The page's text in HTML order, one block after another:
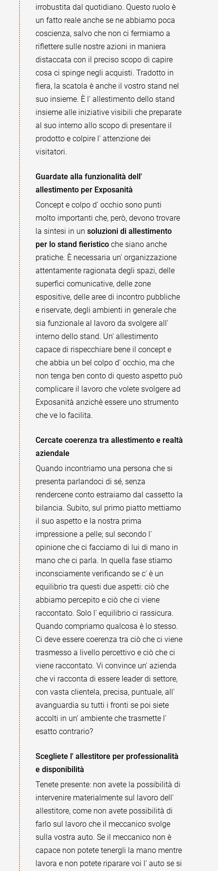
irrobustita dal quotidiano. Questo ruolo è
un fatto reale anche se ne abbiamo poca
coscienza, salvo che non ci fermiamo a
riflettere sulle nostre azioni in maniera
distaccata con il preciso scopo di capire
cosa ci spinge negli acquisti. Tradotto in
fiera, la scatola è anche il vostro stand nel
suo insieme. È l' allestimento dello stand
insieme alle iniziative visibili che preparate
al suo interno allo scopo di presentare il
prodotto e colpire l' attenzione dei
visitatori.
Guardate alla funzionalità dell'
allestimento per Exposanità
Concept e colpo d' occhio sono punti
molto importanti che, però, devono trovare
la sintesi in unsoluzioni di allestimento
per lo stand fieristico che siano anche
pratiche. È necessaria un' organizzazione
attentamente ragionata degli spazi, delle
superfici comunicative, delle zone
espositive, delle aree di incontro pubbliche
e riservate, degli ambienti in generale che
sia funzionale al lavoro da svolgere all'
interno dello stand. Un' allestimento
capace di rispecchiare bene il concept e
che abbia un bel colpo d' occhio, ma che
non tenga ben conto di questo aspetto può
complicare il lavoro che volete svolgere ad
Exposanità anzichè essere uno strumento
che ve lo facilita.
Cercate coerenza tra allestimento e realtà
aziendale
Quando incontriamo una persona che si
presenta parlandoci di sé, senza
rendercene conto estraiamo dal cassetto la
bilancia. Subito, sul primo piatto mettiamo
il suo aspetto e la nostra prima
impressione a pelle; sul secondo l'
opinione che ci facciamo di lui di mano in
mano che ci parla. In quella fase stiamo
inconsciamente verificando se c' è un
equilibrio tra questi due aspetti: ciò che
abbiamo percepito e ciò che ci viene
raccontato. Solo l' equilibrio ci rassicura.
Quando compriamo qualcosa è lo stesso.
Ci deve essere coerenza tra ciò che ci viene
trasmesso a livello percettivo e ciò che ci
viene raccontato. Vi convince un' azienda
che vi racconta di essere leader di settore,
con vasta clientela, precisa, puntuale, all'
avanguardia su tutti i fronti se poi siete
accolti in un' ambiente che trasmette l'
esatto contrario?
Scegliete l' allestitore per professionalità
e disponibilità
Tenete presente: non avete la possibilità di
intervenire materialmente sul lavoro dell'
allestitore, come non avete possibilità di
farlo sul lavoro che il meccanico svolge
sulla vostra auto. Se il meccanico non è
capace non potete tenergli la mano mentre
lavora e non potete riparare voi l' auto se si